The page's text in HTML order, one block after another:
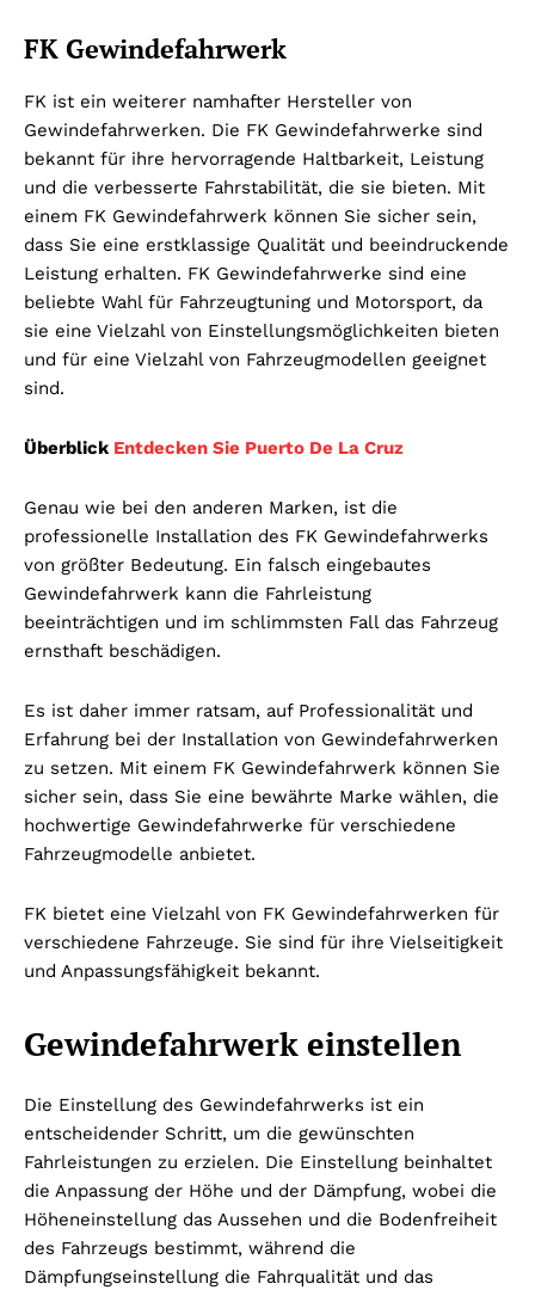
FK Gewindefahrwerk
FK ist ein weiterer namhafter Hersteller von
Gewindefahrwerken. Die FK Gewindefahrwerke sind
bekannt für ihre hervorragende Haltbarkeit, Leistung
und die verbesserte Fahrstabilität, die sie bieten. Mit
einem FK Gewindefahrwerk können Sie sicher sein,
dass Sie eine erstklassige Qualität und beeindruckende
Leistung erhalten. FK Gewindefahrwerke sind eine
beliebte Wahl für Fahrzeugtuning und Motorsport, da
sie eine Vielzahl von Einstellungsmöglichkeiten bieten
und für eine Vielzahl von Fahrzeugmodellen geeignet
sind.
Überblick Entdecken Sie Puerto De La Cruz
Genau wie bei den anderen Marken, ist die
professionelle Installation des FK Gewindefahrwerks
von größter Bedeutung. Ein falsch eingebautes
Gewindefahrwerk kann die Fahrleistung
beeinträchtigen und im schlimmsten Fall das Fahrzeug
ernsthaft beschädigen.
Es ist daher immer ratsam, auf Professionalität und
Erfahrung bei der Installation von Gewindefahrwerken
zu setzen. Mit einem FK Gewindefahrwerk können Sie
sicher sein, dass Sie eine bewährte Marke wählen, die
hochwertige Gewindefahrwerke für verschiedene
Fahrzeugmodelle anbietet.
FK bietet eine Vielzahl von FK Gewindefahrwerken für
verschiedene Fahrzeuge. Sie sind für ihre Vielseitigkeit
und Anpassungsfähigkeit bekannt.
Gewindefahrwerk einstellen
Die Einstellung des Gewindefahrwerks ist ein
entscheidender Schritt, um die gewünschten
Fahrleistungen zu erzielen. Die Einstellung beinhaltet
die Anpassung der Höhe und der Dämpfung, wobei die
Höheneinstellung das Aussehen und die Bodenfreiheit
des Fahrzeugs bestimmt, während die
Dämpfungseinstellung die Fahrqualität und das